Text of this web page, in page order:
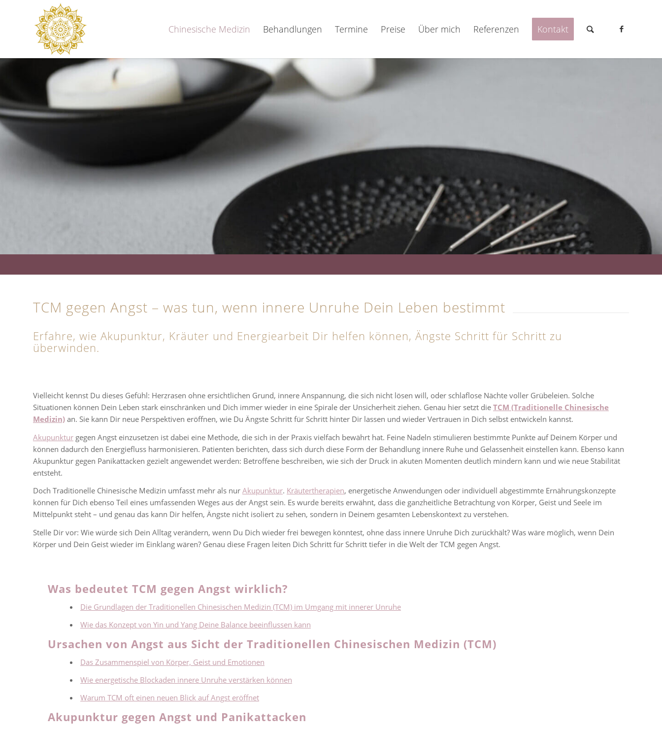
Chinesische Medizin Behandlungen Termine Preise Über mich Referenzen Kontakt
TCM gegen Angst – was tun, wenn innere Unruhe Dein Leben bestimmt
Erfahre, wie Akupunktur, Kräuter und Energiearbeit Dir helfen können, Ängste Schritt für Schritt zu
überwinden.
Vielleicht kennst Du dieses Gefühl: Herzrasen ohne ersichtlichen Grund, innere Anspannung, die sich nicht lösen will, oder schlaflose Nächte voller Grübeleien. Solche
Situationen können Dein Leben stark einschränken und Dich immer wieder in eine Spirale der Unsicherheit ziehen. Genau hier setzt die TCM (Traditionelle Chinesische
Medizin) an. Sie kann Dir neue Perspektiven eröffnen, wie Du Ängste Schritt für Schritt hinter Dir lassen und wieder Vertrauen in Dich selbst entwickeln kannst.
Akupunktur gegen Angst einzusetzen ist dabei eine Methode, die sich in der Praxis vielfach bewährt hat. Feine Nadeln stimulieren bestimmte Punkte auf Deinem Körper und
können dadurch den Energiefluss harmonisieren. Patienten berichten, dass sich durch diese Form der Behandlung innere Ruhe und Gelassenheit einstellen kann. Ebenso kann
Akupunktur gegen Panikattacken gezielt angewendet werden: Betroffene beschreiben, wie sich der Druck in akuten Momenten deutlich mindern kann und wie neue Stabilität
entsteht.
Doch Traditionelle Chinesische Medizin umfasst mehr als nur Akupunktur. Kräutertherapien, energetische Anwendungen oder individuell abgestimmte Ernährungskonzepte
können für Dich ebenso Teil eines umfassenden Weges aus der Angst sein. Es wurde bereits erwähnt, dass die ganzheitliche Betrachtung von Körper, Geist und Seele im
Mittelpunkt steht – und genau das kann Dir helfen, Ängste nicht isoliert zu sehen, sondern in Deinem gesamten Lebenskontext zu verstehen.
Stelle Dir vor: Wie würde sich Dein Alltag verändern, wenn Du Dich wieder frei bewegen könntest, ohne dass innere Unruhe Dich zurückhält? Was wäre möglich, wenn Dein
Körper und Dein Geist wieder im Einklang wären? Genau diese Fragen leiten Dich Schritt für Schritt tiefer in die Welt der TCM gegen Angst.
Was bedeutet TCM gegen Angst wirklich?
Die Grundlagen der Traditionellen Chinesischen Medizin (TCM) im Umgang mit innerer Unruhe
Wie das Konzept von Yin und Yang Deine Balance beeinflussen kann
Ursachen von Angst aus Sicht der Traditionellen Chinesischen Medizin (TCM)
Das Zusammenspiel von Körper, Geist und Emotionen
Wie energetische Blockaden innere Unruhe verstärken können
Warum TCM oft einen neuen Blick auf Angst eröffnet
Akupunktur gegen Angst und Panikattacken